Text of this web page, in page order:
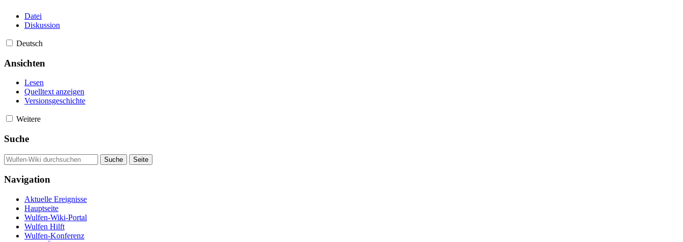
Datei
Diskussion
Deutsch
Ansichten
Lesen
Quelltext anzeigen
Versionsgeschichte
Weitere
Suche
Navigation
Aktuelle Ereignisse
Hauptseite
Wulfen-Wiki-Portal
Wulfen Hilft
Wulfen-Konferenz